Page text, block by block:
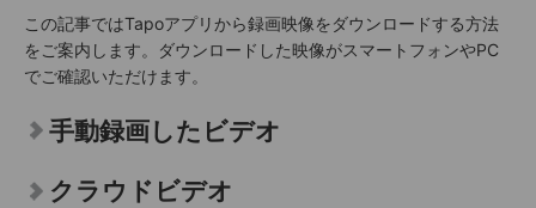
この記事ではTapoアプリから録画映像をダウンロードする方法
をご案内します。ダウンロードした映像がスマートフォンやPC
でご確認いただけます。
手動録画したビデオ
クラウドビデオ